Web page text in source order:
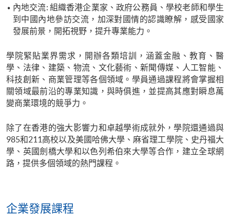
內地交流: 組織香港企業家、政府公務員、學校老師和學生
到中國內地參訪交流，加深對國情的認識瞭解，感受國家
發展前景，開拓視野，提升專業能力。
學院緊貼業界需求，開辦各類培訓，涵蓋金融、教育、醫
學、法律、建築、物流、文化藝術、新聞傳媒、人工智能、
科技創新、商業管理等各個領域。學員通過課程將會掌握相
關領域最前沿的專業知識，與時俱進，並提高其應對瞬息萬
變商業環境的競爭力。
除了在香港的強大影響力和卓越學術成就外，學院還通過與
985和211高校以及美國哈佛大學、麻省理工學院、史丹福大
學、英國劍橋大學和以色列希伯來大學等合作，建立全球網
路，提供多個領域的熱門課程。
企業發展課程